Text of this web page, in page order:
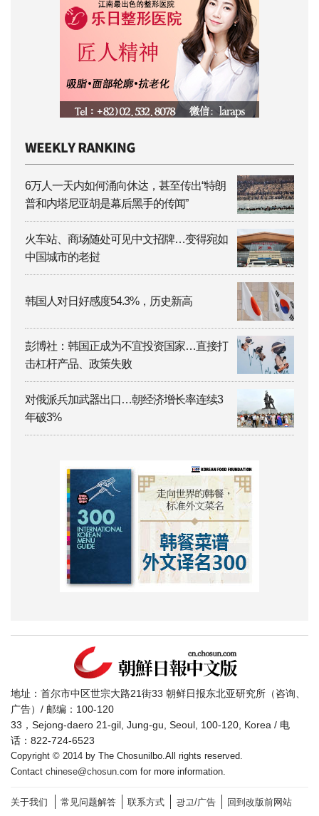
6万人一天内如何涌向休达，甚至传出“特朗
普和内塔尼亚胡是幕后黑手的传闻”
火车站、商场随处可见中文招牌…变得宛如
中国城市的老挝
韩国人对日好感度54.3%，历史新高
彭博社：韩国正成为不宜投资国家…直接打
击杠杆产品、政策失败
对俄派兵加武器出口…朝经济增长率连续3
年破3%
地址：首尔市中区世宗大路21街33 朝鲜日报东北亚研究所（咨询、
广告）/ 邮编：100-120
33，Sejong-daero 21-gil, Jung-gu, Seoul, 100-120, Korea / 电
话：822-724-6523
Copyright © 2014 by The Chosunilbo.All rights reserved.
Contact chinese@chosun.com for more information.
关于我们 常见问题解答 联系方式 광고/广告 回到改版前网站